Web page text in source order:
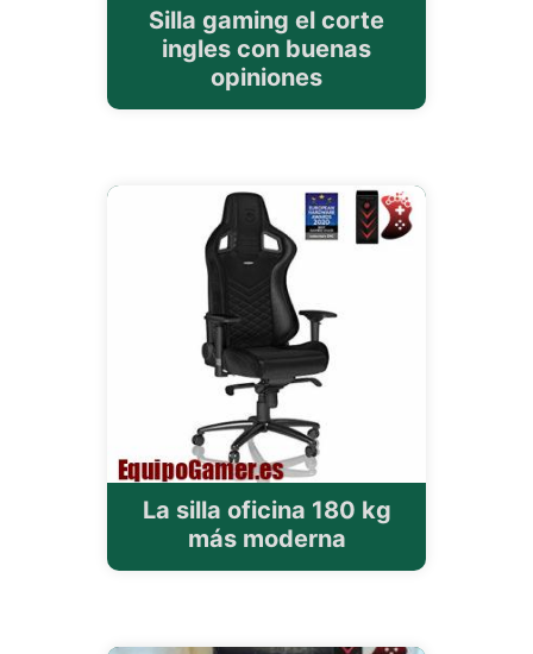
Silla gaming el corte
ingles con buenas
opiniones
La silla oficina 180 kg
más moderna